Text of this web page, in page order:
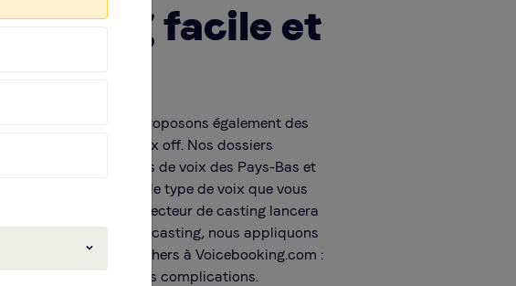
Casting facile et
C’est pourquoi nous proposons également des
services de casting voix off. Nos dossiers
compilent de centaines de voix des Pays-Bas et
de l’étranger. Décrivez le type de voix que vous
recherchez et notre directeur de casting lancera
les recherches. Pour le casting, nous appliquons
les mêmes principes, chers à Voicebooking.com :
rapidité et facilité, sans complications.